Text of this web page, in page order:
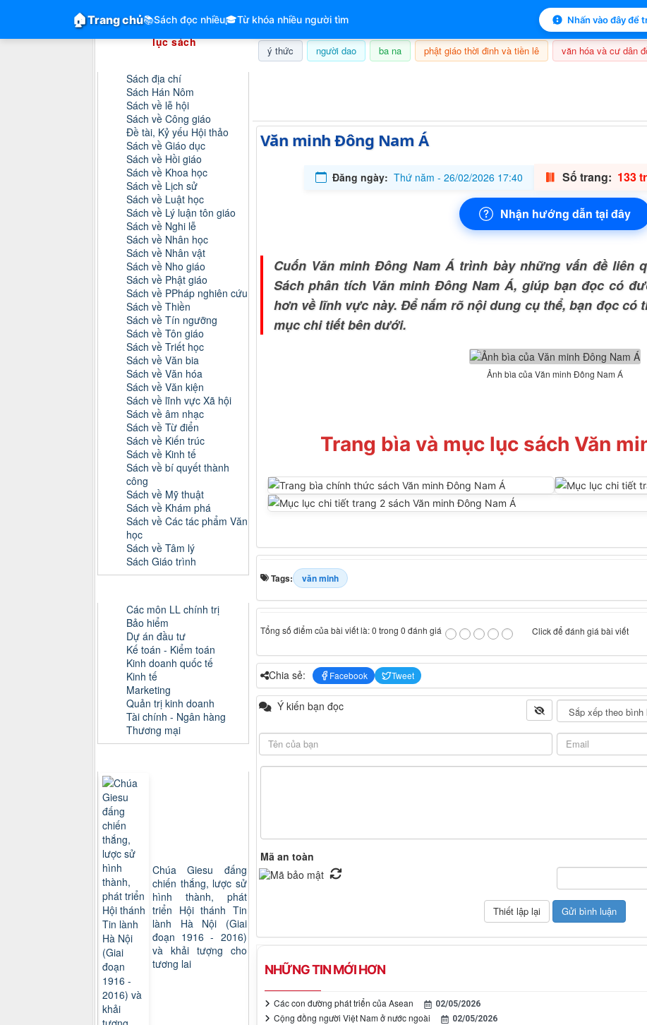
🏠Trang chủ📚Sách đọc nhiều🎓Từ khóa nhiều người tìm Nhấn vào đây để
ý thức người dao ba na phật giáo thời đinh và tiền lê văn hóa và cư dân
Văn minh Đông Nam Á
Đăng ngày: Thứ năm - 26/02/2026 17:40 Số trang: 133
Nhận hướng dẫn tại đây
Cuốn Văn minh Đông Nam Á trình bày những vấn đề liên
Sách phân tích Văn minh Đông Nam Á, giúp bạn đọc có
hơn về lĩnh vực này. Để nắm rõ nội dung cụ thể, bạn đọc có
mục chi tiết bên dưới.
Ảnh bìa của Văn minh Đông Nam Á
Trang bìa và mục lục sách Văn
Tags: văn minh
Tổng số điểm của bài viết là: 0 trong 0 đánh giá Click để đánh giá bài viết
Chia sẻ: Facebook Tweet
Ý kiến bạn đọc
Mã an toàn
NHỮNG TIN MỚI HƠN
Các con đường phát triển của Asean 02/05/2026
Cộng đồng người Việt Nam ở nước ngoài 02/05/2026
Hệ thống hóa tài liệu & mục
lục sách
Sách địa chí
Sách Hán Nôm
Sách về lễ hội
Sách về Công giáo
Đề tài, Kỷ yếu Hội thảo
Sách về Giáo dục
Sách về Hồi giáo
Sách về Khoa học
Sách về Lịch sử
Sách về Luật học
Sách về Lý luận tôn giáo
Sách về Nghi lễ
Sách về Nhân học
Sách về Nhân vật
Sách về Nho giáo
Sách về Phật giáo
Sách về PPháp nghiên cứu
Sách về Thiền
Sách về Tín ngưỡng
Sách về Tôn giáo
Sách về Triết học
Sách về Văn bia
Sách về Văn hóa
Sách về Văn kiện
Sách về lĩnh vực Xã hội
Sách về âm nhạc
Sách về Từ điển
Sách về Kiến trúc
Sách về Kinh tế
Sách về bí quyết thành
công
Sách về Mỹ thuật
Sách về Khám phá
Sách về Các tác phẩm Văn
học
Sách về Tâm lý
Sách Giáo trình
Các môn LL chính trị
Bảo hiểm
Dự án đầu tư
Kế toán - Kiểm toán
Kinh doanh quốc tế
Kinh tế
Marketing
Quản trị kinh doanh
Tài chính - Ngân hàng
Thương mại
Chúa Giesu đấng
chiến thắng, lược sử
hình thành, phát
triển Hội thánh Tin
lành Hà Nội (Giai
đoạn 1916 - 2016)
và khải tượng cho
tương lai